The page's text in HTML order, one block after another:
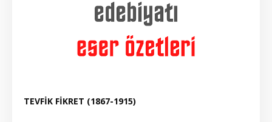
TEVFİK FİKRET (1867-1915)